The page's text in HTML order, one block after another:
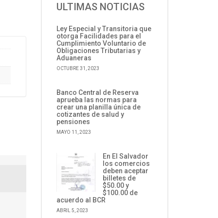
ULTIMAS NOTICIAS
Ley Especial y Transitoria que
otorga Facilidades para el
Cumplimiento Voluntario de
Obligaciones Tributarias y
Aduaneras
OCTUBRE 31, 2023
Banco Central de Reserva
aprueba las normas para
crear una planilla única de
cotizantes de salud y
pensiones
MAYO 11, 2023
En El Salvador
los comercios
deben aceptar
billetes de
$50.00 y
$100.00 de
acuerdo al BCR
ABRIL 5, 2023